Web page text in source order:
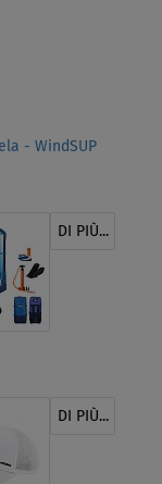
- WindSUP
DI PIÙ...
DI PIÙ...